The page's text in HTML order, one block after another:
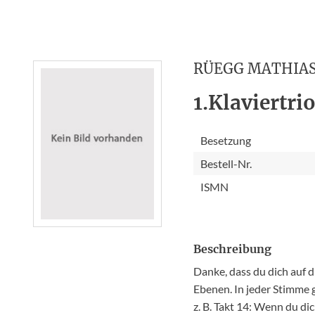
RÜEGG
Besetzung
Bestell-Nr.
ISMN
Beschreibung
Danke, dass du dich auf
Ebenen. In jeder
z. B. Takt 14: Wenn du